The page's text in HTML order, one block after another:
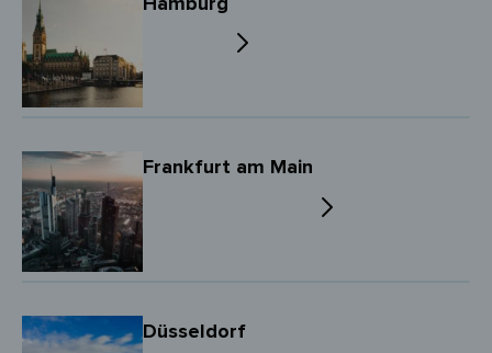
Frankfurt am Main
Düsseldorf